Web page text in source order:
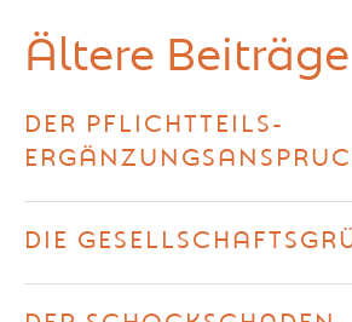
Ältere Beiträge
DER PFLICHTTEILS-
DIE